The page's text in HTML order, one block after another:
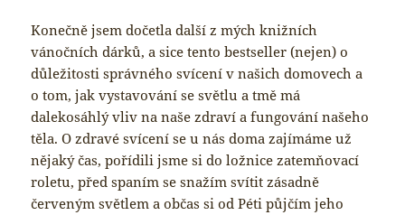
Konečně jsem dočetla další z mých knižních
vánočních dárků, a sice tento bestseller (nejen) o
důležitosti správného svícení v našich domovech a
o tom, jak vystavování se světlu a tmě má
dalekosáhlý vliv na naše zdraví a fungování našeho
těla. O zdravé svícení se u nás doma zajímáme už
nějaký čas, pořídili jsme si do ložnice zatemňovací
roletu, před spaním se snažím svítit zásadně
červeným světlem a občas si od Péti půjčím jeho